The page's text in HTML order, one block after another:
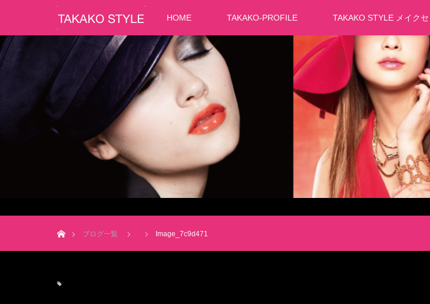
HOME TAKAKO-PROFILE TAKAKO STYLE メイク
ブログ一覧
Image_7c9d471